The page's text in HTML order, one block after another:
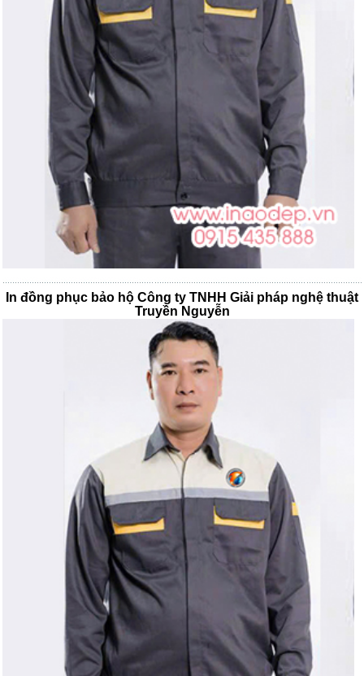
In đồng phục bảo hộ Công ty TNHH Giải pháp nghệ thuật
Truyền Nguyễn